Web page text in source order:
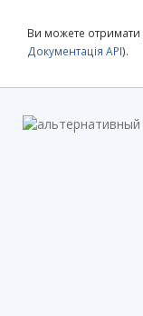
Ви можете отримати
Документація API).